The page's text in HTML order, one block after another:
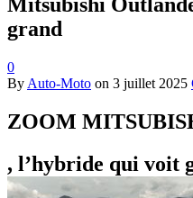
grand
0
By Auto-Moto on 3 juillet 2025
ZOOM
, l’hybride qui voit